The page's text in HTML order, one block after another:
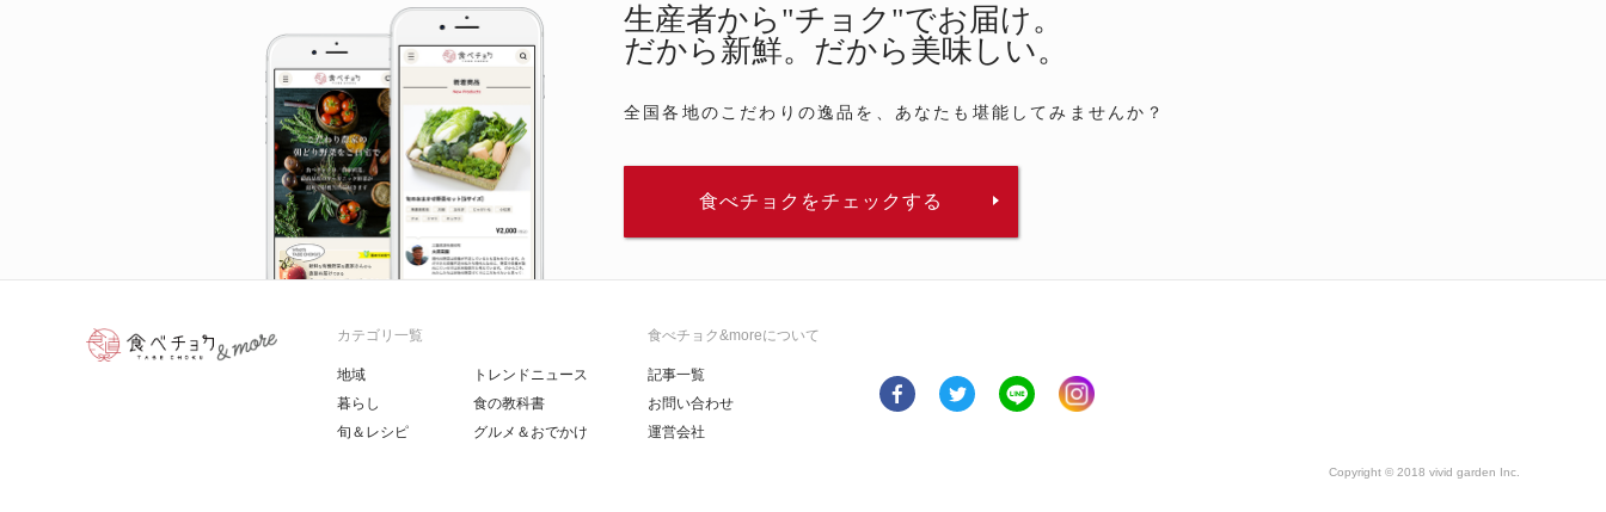
生産者から"チョク"でお届け。
だから新鮮。だから美味しい。
全国各地のこだわりの逸品を、あなたも堪能してみませんか？
食べチョクをチェックする
カテゴリ一覧
地域
暮らし
旬＆レシピ
トレンドニュース
食の教科書
グルメ＆おでかけ
食べチョク&moreについて
記事一覧
お問い合わせ
運営会社
Copyright © 2018 vivid garden Inc.